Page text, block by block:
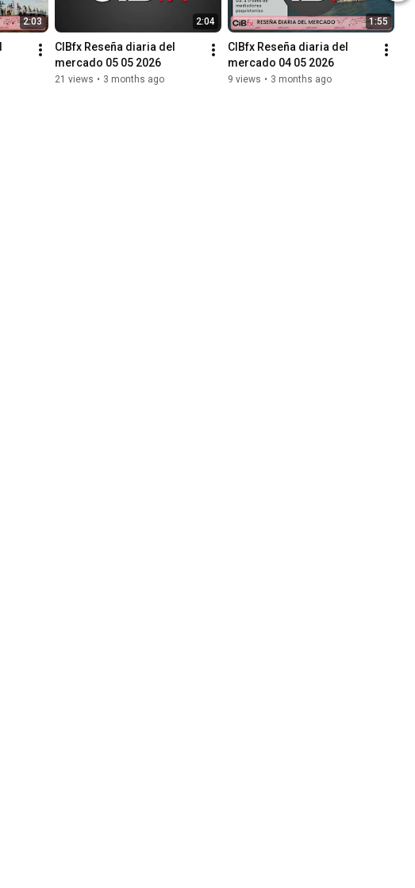
2:03 2:04
CIBfx Reseña diaria del
mercado 05 05 2026
21 views • 3 months ago
1:55
CIBfx Reseña diaria del
mercado 04 05 2026
9 views • 3 months ago